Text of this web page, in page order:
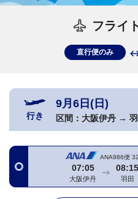
フライ
直行便のみ
行き
9月6日(日)
区間： 大阪伊丹 →
ANA986便
07:05
大阪伊丹
08:15
羽田